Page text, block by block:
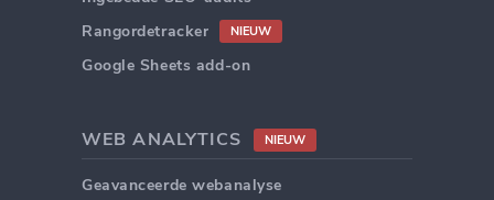
Rangordetracker
NIEUW
Google Sheets add-on
WEB ANALYTICS NIEUW
Geavanceerde webanalyse